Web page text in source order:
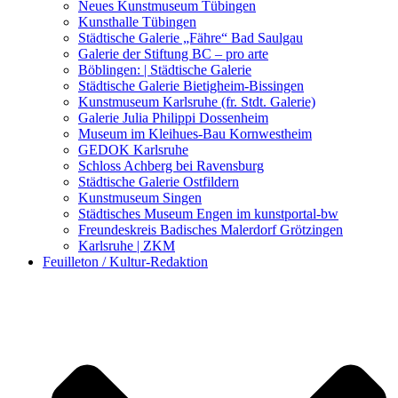
Kunstwettbewerbe, Ausschreibungen für Künstler
Neues Kunstmuseum Tübingen
Kunsthalle Tübingen
Städtische Galerie „Fähre“ Bad Saulgau
Galerie der Stiftung BC – pro arte
Böblingen: | Städtische Galerie
Städtische Galerie Bietigheim-Bissingen
Kunstmuseum Karlsruhe (fr. Stdt. Galerie)
Galerie Julia Philippi Dossenheim
Museum im Kleihues-Bau Kornwestheim
GEDOK Karlsruhe
Schloss Achberg bei Ravensburg
Städtische Galerie Ostfildern
Kunstmuseum Singen
Städtisches Museum Engen im kunstportal-bw
Freundeskreis Badisches Malerdorf Grötzingen
Karlsruhe | ZKM
Feuilleton / Kultur-Redaktion